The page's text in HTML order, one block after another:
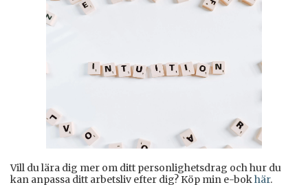
Vill du lära dig mer om ditt personlighetsdrag och hur du
kan anpassa ditt arbetsliv efter dig? Köp min e-bokhär.